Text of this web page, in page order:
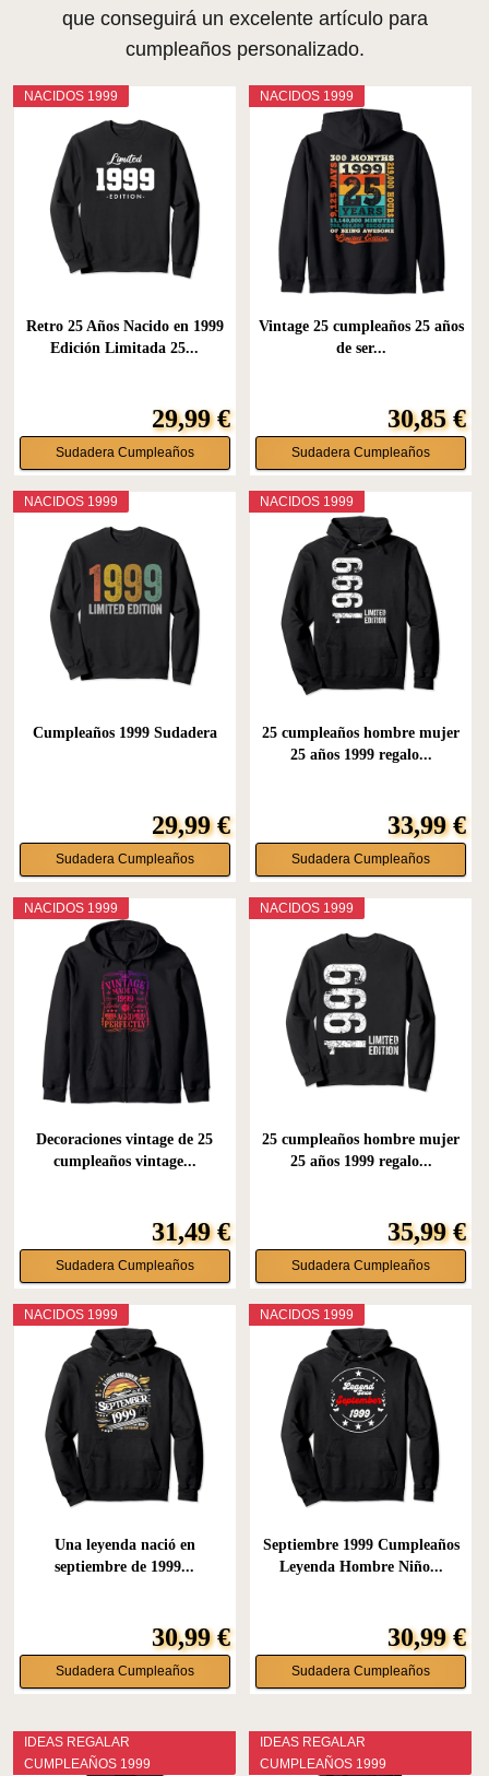
que conseguirá un excelente artículo para
cumpleaños personalizado.
NACIDOS 1999
Retro 25 Años Nacido en 1999
Edición Limitada 25...
29,99 €
Sudadera Cumpleaños
NACIDOS 1999
Vintage 25 cumpleaños 25 años
de ser...
30,85 €
Sudadera Cumpleaños
NACIDOS 1999
Cumpleaños 1999 Sudadera
29,99 €
Sudadera Cumpleaños
NACIDOS 1999
25 cumpleaños hombre mujer
25 años 1999 regalo...
33,99 €
Sudadera Cumpleaños
NACIDOS 1999
Decoraciones vintage de 25
cumpleaños vintage...
31,49 €
Sudadera Cumpleaños
NACIDOS 1999
25 cumpleaños hombre mujer
25 años 1999 regalo...
35,99 €
Sudadera Cumpleaños
NACIDOS 1999
Una leyenda nació en
septiembre de 1999...
30,99 €
Sudadera Cumpleaños
NACIDOS 1999
Septiembre 1999 Cumpleaños
Leyenda Hombre Niño...
30,99 €
Sudadera Cumpleaños
IDEAS REGALAR
CUMPLEAÑOS 1999
IDEAS REGALAR
CUMPLEAÑOS 1999